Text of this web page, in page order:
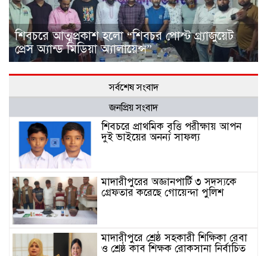
শিবচরে আত্মপ্রকাশ হলো “শিবচর পোস্ট গ্র্যাজুয়েট
প্রেস অ্যান্ড মিডিয়া অ্যালায়েন্স”
সর্বশেষ সংবাদ
জনপ্রিয় সংবাদ
শিবচরে প্রাথমিক বৃত্তি পরীক্ষায় আপন
দুই ভাইয়ের অনন্য সাফল্য
মাদারীপুরের অজ্ঞানপার্টি ৩ সদস্যকে
গ্রেফতার করেছে গোয়েন্দা পুলিশ
মাদারীপুরে শ্রেষ্ঠ সহকারী শিক্ষিকা রেবা
ও শ্রেষ্ঠ কাব শিক্ষক রোকসানা নির্বাচিত